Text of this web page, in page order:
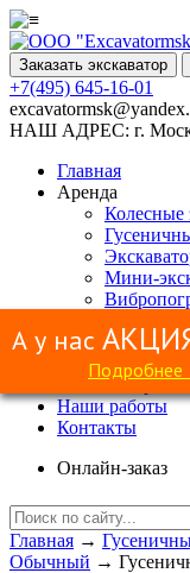
А у нас
Заказать экскаватор
+7(495) 645-16-01
НАШ АДРЕС: г.
Главная
Аренда
Колесные
Мини-
Грейфер
Сваерезка
Наши работы
Контакты
Онлайн-заказ
Главная →
Обычный →